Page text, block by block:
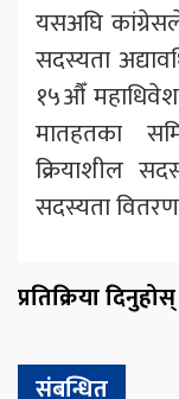
यसअघि
सदस्यता
१५औँ
मातहतका
क्रियाशील
सदस्यता
प्रतिक्रिया दिनुहोस्
संबन्धित